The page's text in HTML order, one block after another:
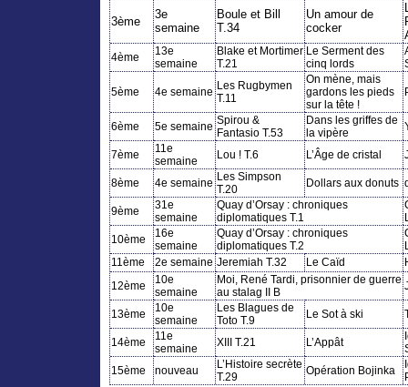
3ème
3e
semaine
Boule et Bill
T.34
Un amour de
cocker
4ème
13e
semaine
Blake et Mortimer
T.21
Le Serment des
cinq lords
5ème 4e semaine Les Rugbymen
T.11
On mène, mais
gardons les pieds
sur la tête !
6ème 5e semaine Spirou &
Fantasio T.53
Dans les griffes de
la vipère
7ème
11e
semaine
Lou ! T.6 L’Âge de cristal
8ème 4e semaine Les Simpson
T.20
Dollars aux donuts
9ème
31e
semaine
Quay d’Orsay : chroniques
diplomatiques T.1
10ème
16e
semaine
Quay d’Orsay : chroniques
diplomatiques T.2
11ème
2e semaine Jeremiah T.32 Le Caïd
12ème
10e
semaine
Moi, René Tardi, prisonnier de guerre
au stalag II B
13ème
10e
semaine
Les Blagues de
Toto T.9
Le Sot à ski
14ème
11e
semaine
XIII T.21 L’Appât
15ème
nouveau
L’Histoire secrète
T.29
Opération Bojinka